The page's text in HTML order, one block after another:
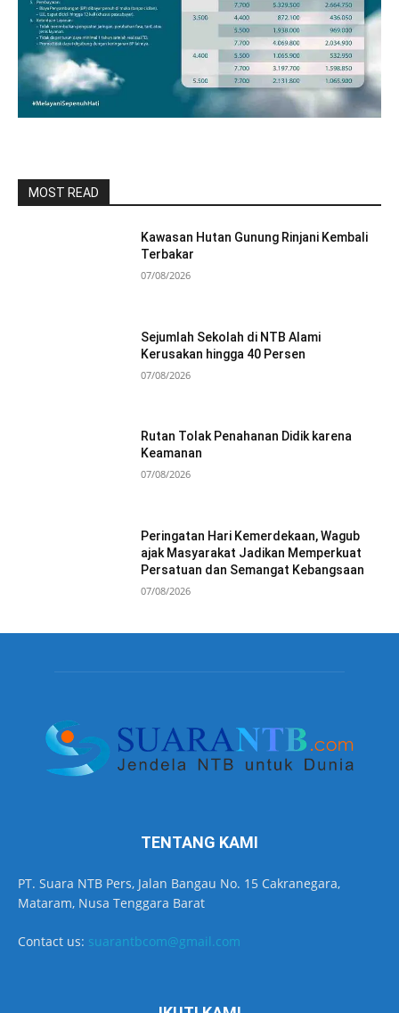
MOST READ
Kawasan Hutan Gunung Rinjani Kembali
Terbakar
07/08/2026
Sejumlah Sekolah di NTB Alami
Kerusakan hingga 40 Persen
07/08/2026
Rutan Tolak Penahanan Didik karena
Keamanan
07/08/2026
Peringatan Hari Kemerdekaan, Wagub
ajak Masyarakat Jadikan Memperkuat
Persatuan dan Semangat Kebangsaan
07/08/2026
TENTANG KAMI
PT. Suara NTB Pers, Jalan Bangau No. 15 Cakranegara,
Mataram, Nusa Tenggara Barat
Contact us: suarantbcom@gmail.com